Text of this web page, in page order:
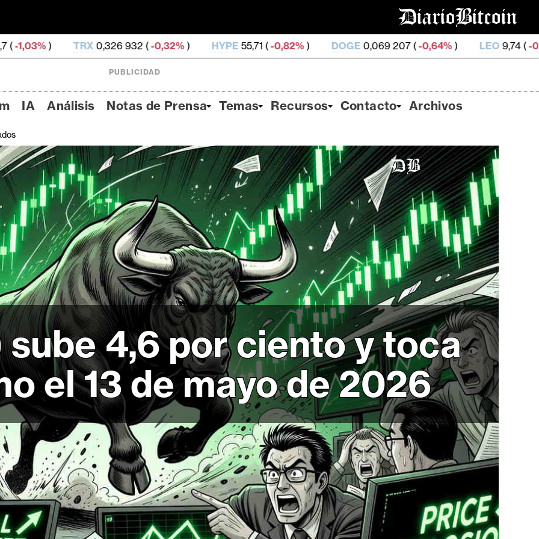
0,326 932 ( -0,32%) HYPE55,71 (-0,82%) DOGE0,069 207 ( -0,64%) LEO 9,74 (-0,06% ZEC
PUBLICIDAD
IA Análisis Notas de Prensa Temas Recursos Contacto Archivos
4,6 por ciento y toca
el 13 de mayo de 2026